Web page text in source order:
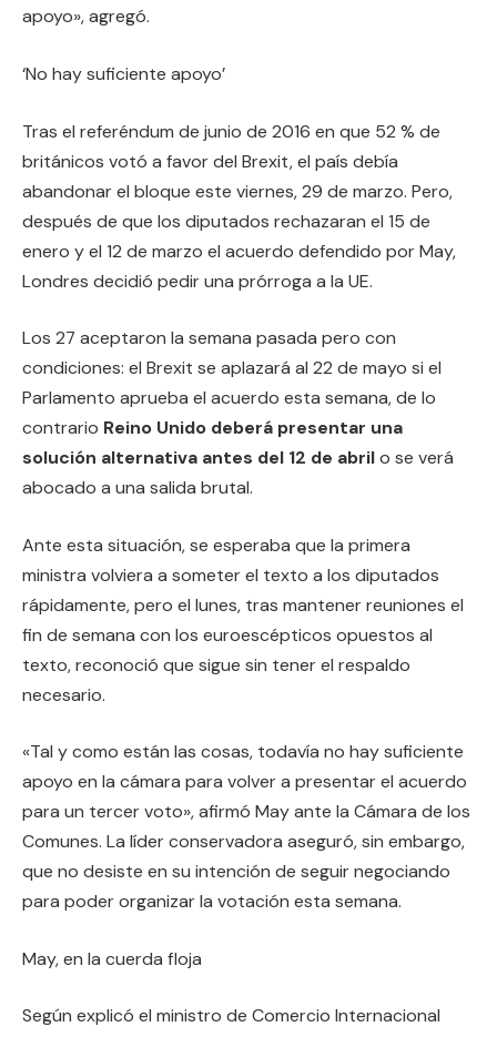
apoyo», agregó.
‘No hay suficiente apoyo’
Tras el referéndum de junio de 2016 en que 52 % de
británicos votó a favor del Brexit, el país debía
abandonar el bloque este viernes, 29 de marzo. Pero,
después de que los diputados rechazaran el 15 de
enero y el 12 de marzo el acuerdo defendido por May,
Londres decidió pedir una prórroga a la UE.
Los 27 aceptaron la semana pasada pero con
condiciones: el Brexit se aplazará al 22 de mayo si el
Parlamento aprueba el acuerdo esta semana, de lo
contrario Reino Unido deberá presentar una
solución alternativa antes del 12 de abrilo se verá
abocado a una salida brutal.
Ante esta situación, se esperaba que la primera
ministra volviera a someter el texto a los diputados
rápidamente, pero el lunes, tras mantener reuniones el
fin de semana con los euroescépticos opuestos al
texto, reconoció que sigue sin tener el respaldo
necesario.
«Tal y como están las cosas, todavía no hay suficiente
apoyo en la cámara para volver a presentar el acuerdo
para un tercer voto», afirmó May ante la Cámara de los
Comunes. La líder conservadora aseguró, sin embargo,
que no desiste en su intención de seguir negociando
para poder organizar la votación esta semana.
May, en la cuerda floja
Según explicó el ministro de Comercio Internacional